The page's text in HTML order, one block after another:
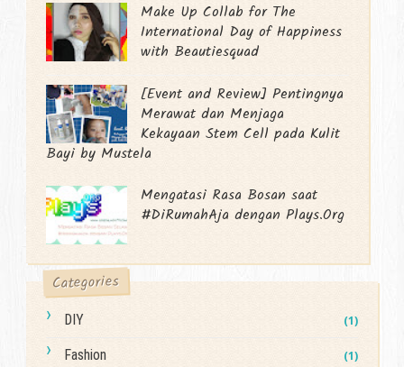
Make Up Collab for The
International Day of Happiness
with Beautiesquad
[Event and Review] Pentingnya
Merawat dan Menjaga
Kekayaan Stem Cell pada Kulit
Bayi by Mustela
Mengatasi Rasa Bosan saat
#DiRumahAja dengan Plays.Org
Categories
DIY (1)
Fashion (1)